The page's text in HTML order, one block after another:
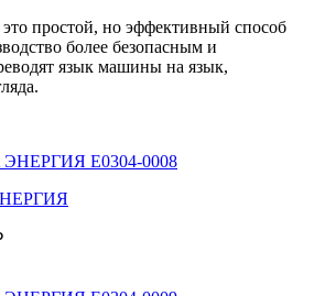
простой, но эффективный способ
более безопасным и
язык машины на язык,